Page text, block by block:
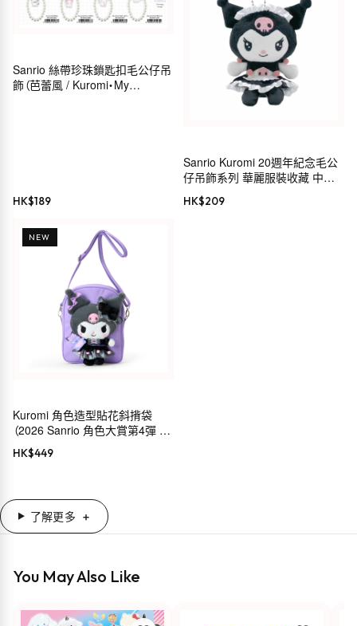
Sanrio 絲帶珍珠鎖匙扣毛公仔吊
飾（芭蕾風 / Kuromi・My
HK$189
Sanrio Kuromi 20週年紀念毛公
仔吊飾系列 華麗服裝收藏 中島
公司 毛公仔鏈 MC
HK$209
NEW
Kuromi 角色造型貼花斜揹袋
（2026 Sanrio 角色大賞第4彈 穿
搭系列）
HK$449
了解更多
You May Also Like